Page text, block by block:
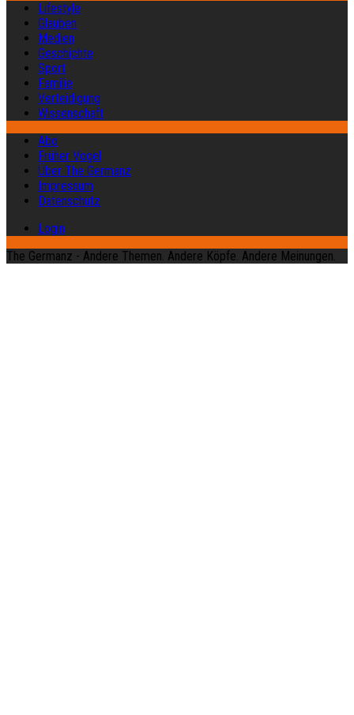
Lifestyle
Glauben
Medien
Geschichte
Sport
Familie
Verteidigung
Wissenschaft
Abo
Früher Vogel
Über The Germanz
Impressum
Datenschutz
Login
The Germanz - Andere Themen. Andere Köpfe. Andere Meinungen.